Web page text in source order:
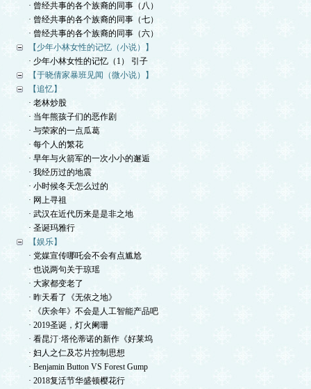
· 曾经共事的各个族裔的同事（八）
· 曾经共事的各个族裔的同事（七）
· 曾经共事的各个族裔的同事（六）
【少年小林女性的记忆（小说）】
· 少年小林女性的记忆（1） 引子
【于晓倩家暴班见闻（微小说）】
【追忆】
· 老林炒股
· 当年熊孩子们的恶作剧
· 与荣家的一点瓜葛
· 每个人的繁花
· 早年与火箭军的一次小小的邂逅
· 我经历过的地震
· 小时候冬天怎么过的
· 网上寻祖
· 武汉在近代历来是是非之地
· 圣诞玛雅行
【娱乐】
· 党媒宣传哪吒会不会有点尴尬
· 也说两句关于琼瑶
· 大家都变老了
· 昨天看了《无依之地》
· 《庆余年》不会是人工智能产品吧
· 2019圣诞，灯火阑珊
· 看昆汀·塔伦蒂诺的新作《好莱坞
· 妇人之仁及芯片控制思想
· Benjamin Button VS Forest Gump
· 2018复活节华盛顿樱花行